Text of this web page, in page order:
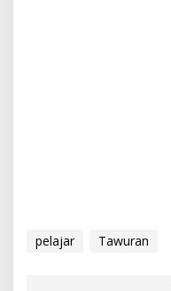
pelajar Tawuran